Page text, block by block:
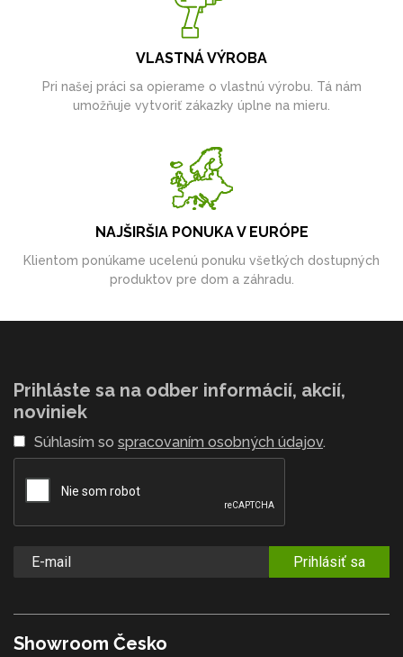
VLASTNÁ VÝROBA
Pri našej práci sa opierame o vlastnú výrobu. Tá nám
umožňuje vytvoriť zákazky úplne na mieru.
NAJŠIRŠIA PONUKA V EURÓPE
Klientom ponúkame ucelenú ponuku všetkých dostupných
produktov pre dom a záhradu.
Prihláste sa na odber informácií, akcií,
noviniek
Súhlasím so spracovaním osobných údajov.
Prihlásiť sa
Showroom Česko